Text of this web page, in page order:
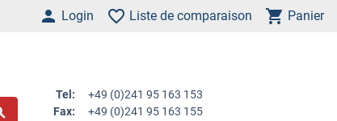
Login Liste de comparaison Panier
Tel:
+49 (0)241 95 163 153
Fax:
+49 (0)241 95 163 155